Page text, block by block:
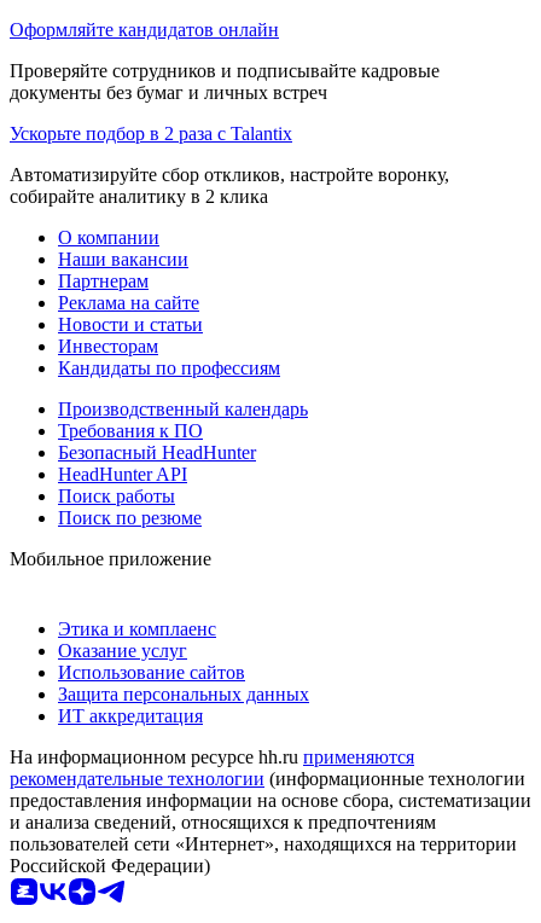
Оформляйте кандидатов онлайн
Проверяйте сотрудников и подписывайте кадровые
документы без бумаг и личных встреч
Ускорьте подбор в 2 раза с Talantix
Автоматизируйте сбор откликов, настройте воронку,
собирайте аналитику в 2 клика
О компании
Наши вакансии
Партнерам
Реклама на сайте
Новости и статьи
Инвесторам
Кандидаты по профессиям
Производственный календарь
Требования к ПО
Безопасный HeadHunter
HeadHunter API
Поиск работы
Поиск по резюме
Мобильное приложение
Этика и комплаенс
Оказание услуг
Использование сайтов
Защита персональных данных
ИТ аккредитация
На информационном ресурсе hh.ru применяются
рекомендательные технологии (информационные технологии
предоставления информации на основе сбора, систематизации
и анализа сведений, относящихся к предпочтениям
пользователей сети «Интернет», находящихся на территории
Российской Федерации)